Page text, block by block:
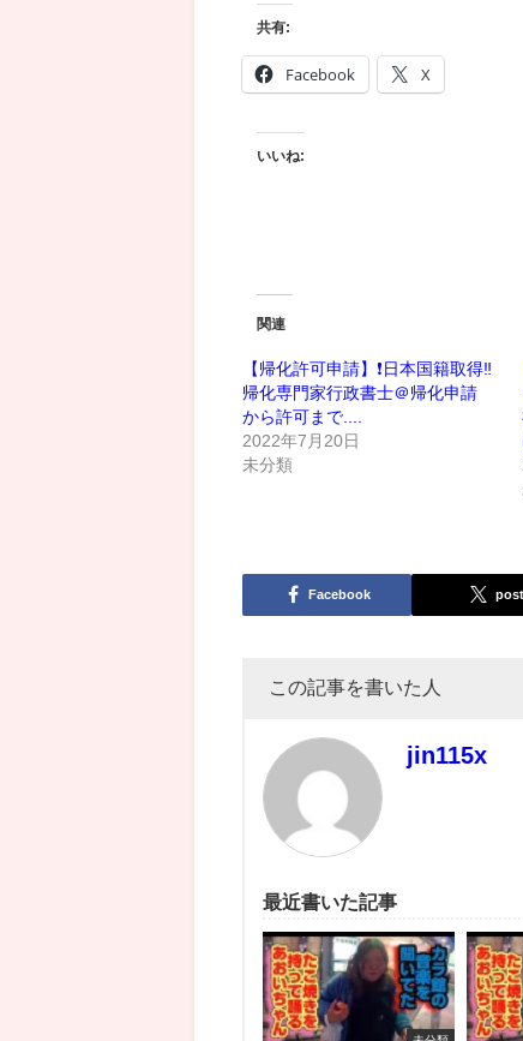
共有:
Facebook X
いいね:
関連
【帰化許可申請】❗️日本国籍取得‼️
帰化専門家行政書士＠帰化申請
から許可まで....
2022年7月20日
未分類
Facebook post
この記事を書いた人
jin115x
最近書いた記事